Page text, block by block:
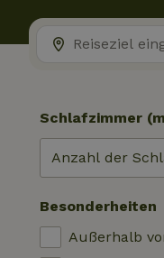
Schlafzimmer
Besonderheiten
Außerhalb